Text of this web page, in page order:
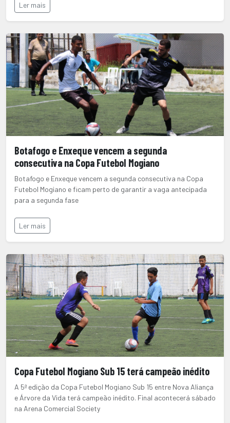
Ler mais
Botafogo e Enxeque vencem a segunda
consecutiva na Copa Futebol Mogiano
Botafogo e Enxeque vencem a segunda consecutiva na Copa
Futebol Mogiano e ficam perto de garantir a vaga antecipada
para a segunda fase
Ler mais
Copa Futebol Mogiano Sub 15 terá campeão inédito
A 5ª edição da Copa Futebol Mogiano Sub 15 entre Nova Aliança
e Árvore da Vida terá campeão inédito. Final acontecerá sábado
na Arena Comercial Society